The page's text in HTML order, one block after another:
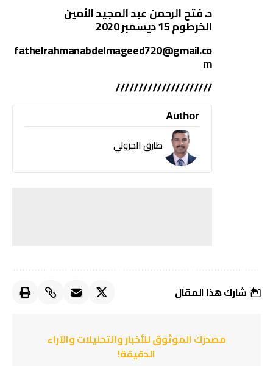
د. فتح الرحمن عبد المجيد الأمين
الخرطوم 15 ديسمبر 2020
fathelrahmanabdelmageed720@gmail.co
m
/////////////////////
Author
طارق الجزولي
شارك هذا المقال
مصدرُك الموثوق للأخبار والتحليلات والآراء
الدقيقة!